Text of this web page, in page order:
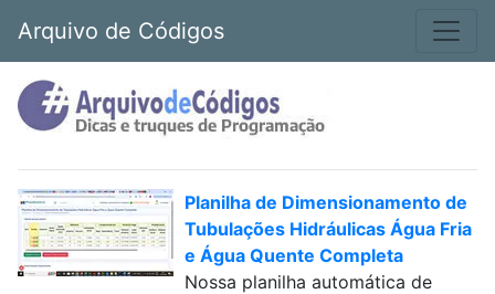
Arquivo de Códigos
Planilha de Dimensionamento de
Tubulações Hidráulicas Água Fria
e Água Quente Completa
Nossa planilha automática de